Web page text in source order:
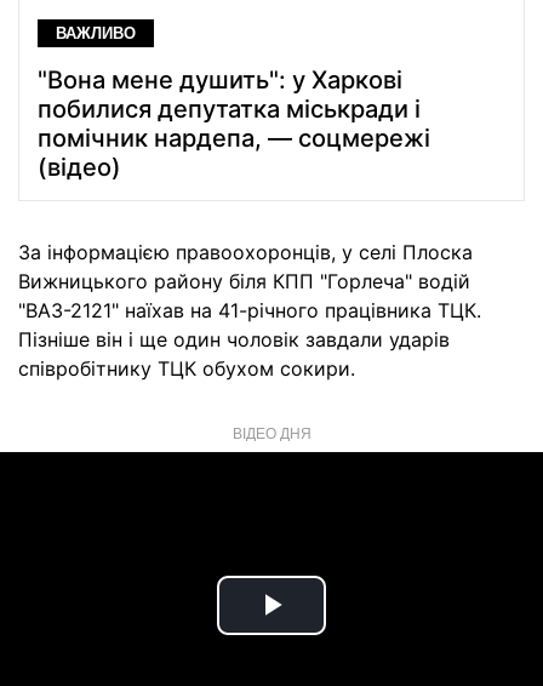
ВАЖЛИВО
"Вона мене душить": у Харкові
побилися депутатка міськради і
помічник нардепа, — соцмережі
(відео)
За інформацією правоохоронців, у селі Плоска
Вижницького району біля КПП "Горлеча" водій
"ВАЗ-2121" наїхав на 41-річного працівника ТЦК.
Пізніше він і ще один чоловік завдали ударів
співробітнику ТЦК обухом сокири.
ВІДЕО ДНЯ
Play